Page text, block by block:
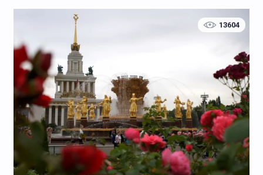
13604